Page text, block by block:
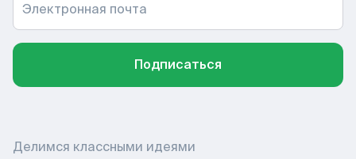
Электронная почта
Подписаться
Делимся классными идеями